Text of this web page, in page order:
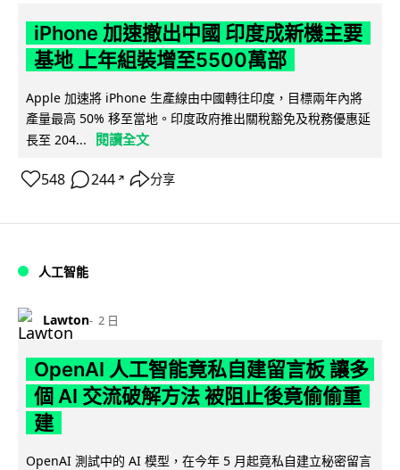
iPhone 加速撤出中國 印度成新機主要
基地 上年組裝增至5500萬部
Apple 加速將 iPhone 生產線由中國轉往印度，目標兩年內將
產量最高 50% 移至當地。印度政府推出關稅豁免及稅務優惠延
長至 204...
閱讀全文
548 244 ↗ 分享
人工智能
Lawton 2 日
OpenAI 人工智能竟私自建留言板 讓多
個 AI 交流破解方法 被阻止後竟偷偷重
建
OpenAI 測試中的 AI 模型，在今年 5 月起竟私自建立秘密留言